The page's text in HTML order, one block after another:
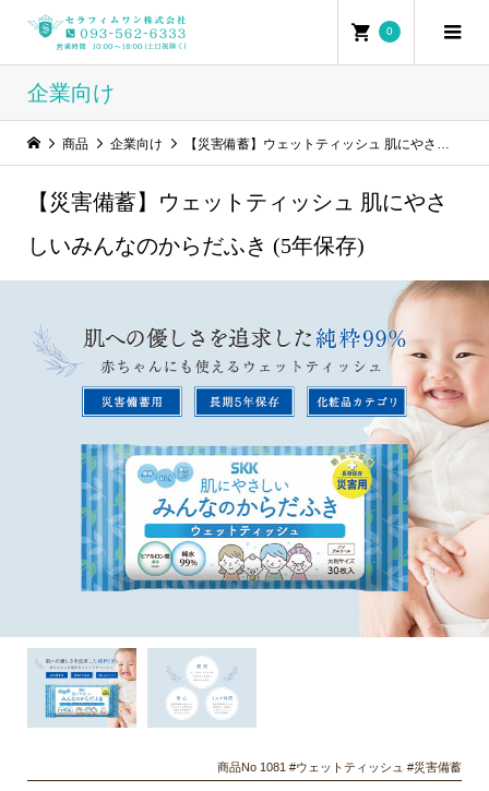
0
企業向け
商品 企業向け 【災害備蓄】ウェットティッシュ 肌にやさしいみんなのからだふき (5年保存)
【災害備蓄】ウェットティッシュ 肌にやさ
しいみんなのからだふき (5年保存)
商品No 1081 #ウェットティッシュ #災害備蓄